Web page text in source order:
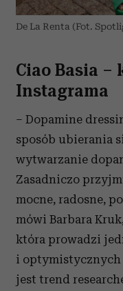
De La Renta (Fot.
Ciao Basia
Instagrama
– Dopamine
sposób ubierania
wytwarzanie
Zasadniczo
mocne, radosne,
mówi Barbara
która prowadzi
i optymistycznych
jest trend